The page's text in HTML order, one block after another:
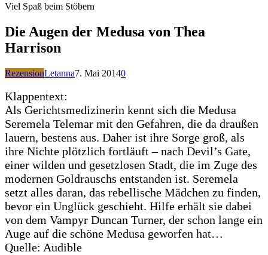
Viel Spaß beim Stöbern
Die Augen der Medusa von Thea
Harrison
RezensionLetanna7. Mai 20140
Klappentext:
Als Gerichtsmedizinerin kennt sich die Medusa
Seremela Telemar mit den Gefahren, die da draußen
lauern, bestens aus. Daher ist ihre Sorge groß, als
ihre Nichte plötzlich fortläuft – nach Devil’s Gate,
einer wilden und gesetzlosen Stadt, die im Zuge des
modernen Goldrauschs entstanden ist. Seremela
setzt alles daran, das rebellische Mädchen zu finden,
bevor ein Unglück geschieht. Hilfe erhält sie dabei
von dem Vampyr Duncan Turner, der schon lange ein
Auge auf die schöne Medusa geworfen hat…
Quelle: Audible